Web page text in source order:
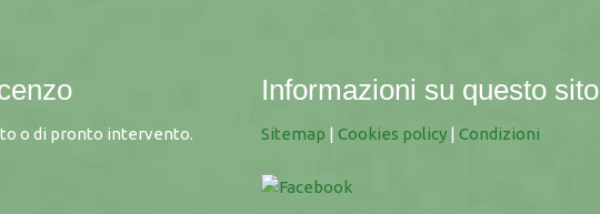
o di pronto intervento.
Informazioni su questo sito
Sitemap | Cookies policy | Condizioni